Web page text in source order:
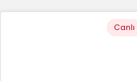
Canlı